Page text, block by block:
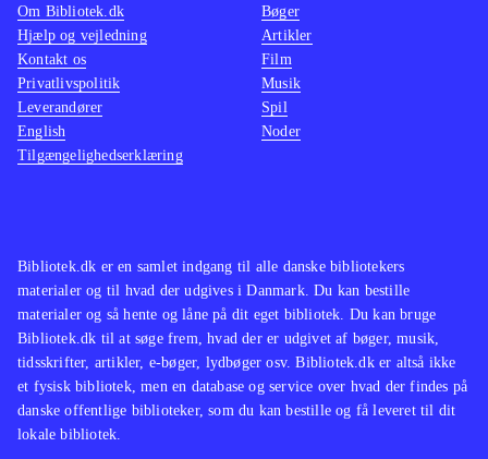
Bibliotek.dk er en samlet indgang til alle danske bibliotekers
materialer og til hvad der udgives i Danmark. Du kan bestille
materialer og så hente og låne på dit eget bibliotek. Du kan bruge
Bibliotek.dk til at søge frem, hvad der er udgivet af bøger, musik,
tidsskrifter, artikler, e-bøger, lydbøger osv. Bibliotek.dk er altså ikke
et fysisk bibliotek, men en database og service over hvad der findes på
danske offentlige biblioteker, som du kan bestille og få leveret til dit
lokale bibliotek.
Om Bibliotek.dk
Hjælp og vejledning
Kontakt os
Privatlivspolitik
Leverandører
English
Tilgængelighedserklæring
Bøger
Artikler
Film
Musik
Spil
Noder